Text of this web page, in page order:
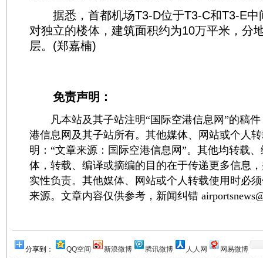
据悉，首都机场T3-D位于T3-C和T3-E中
对独立的楼体，建筑面积约为10万平米，分
层。(郑嘉楠)
免责声明：
凡本站及其子站注明“国际空港信息网”的稿件
港信息网及其子站所有。其他媒体、网站或个人
明：“文章来源：国际空港信息网”。其他均转载
体，转载、编译或摘编的目的在于传递更多信息
实性负责。其他媒体、网站或个人转载使用时必
来源。文章内容仅供参考，新闻纠错
分享到： QQ空间 新浪微博 腾讯微博 人人网 网易微博